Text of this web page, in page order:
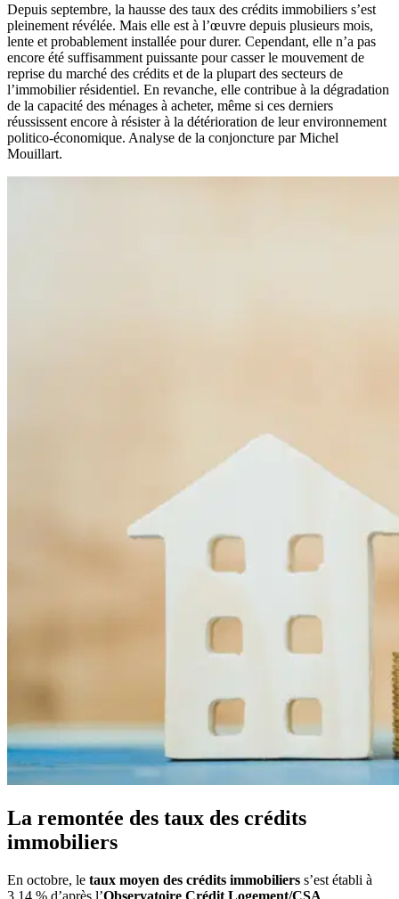
Depuis septembre, la hausse des taux des crédits immobiliers s’est
pleinement révélée. Mais elle est à l’œuvre depuis plusieurs mois,
lente et probablement installée pour durer. Cependant, elle n’a pas
encore été suffisamment puissante pour casser le mouvement de
reprise du marché des crédits et de la plupart des secteurs de
l’immobilier résidentiel. En revanche, elle contribue à la dégradation
de la capacité des ménages à acheter, même si ces derniers
réussissent encore à résister à la détérioration de leur environnement
politico-économique. Analyse de la conjoncture par Michel
Mouillart.
La remontée des taux des crédits
immobiliers
En octobre, le taux moyen des crédits immobiliers s’est établi à
3.14 % d’après l’Observatoire Crédit Logement/CSA